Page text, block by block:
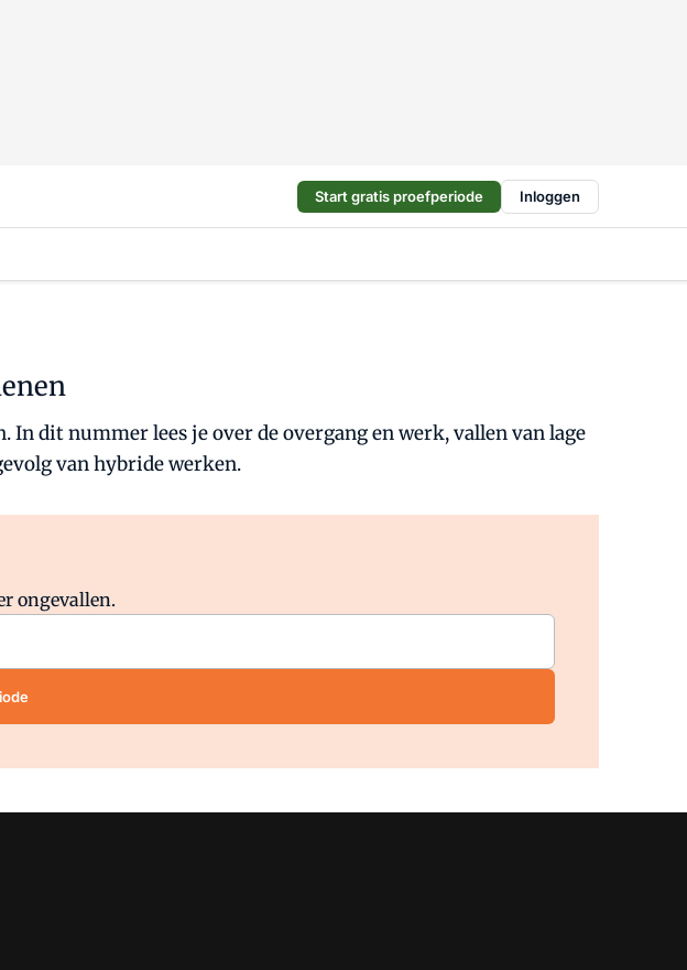
Start gratis proefperiode Inloggen
dit nummer lees je over de overgang en werk, vallen van lage
van hybride werken.
ongevallen.